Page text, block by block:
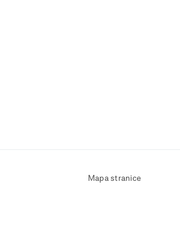
Mapa stranice